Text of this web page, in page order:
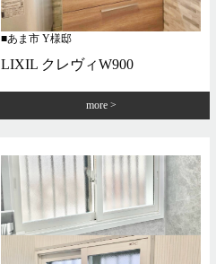
あま市 Y様邸
LIXIL クレヴィW900
more